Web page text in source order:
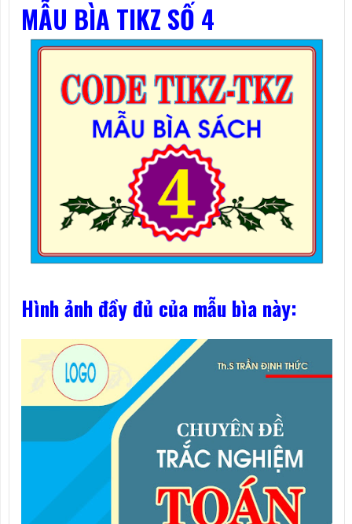
MẪU BÌA TIKZ SỐ 4
Hình ảnh đầy đủ của mẫu bìa này: